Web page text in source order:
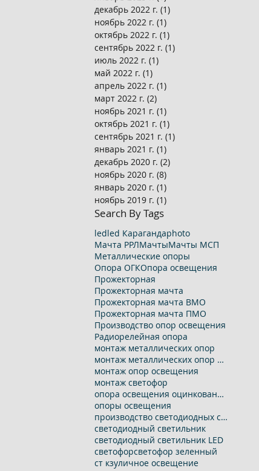
декабрь 2022 г. (1)
ноябрь 2022 г. (1)
октябрь 2022 г. (1)
сентябрь 2022 г. (1)
июль 2022 г. (1)
май 2022 г. (1)
апрель 2022 г. (1)
март 2022 г. (2)
ноябрь 2021 г. (1)
октябрь 2021 г. (1)
сентябрь 2021 г. (1)
январь 2021 г. (1)
декабрь 2020 г. (2)
ноябрь 2020 г. (8)
январь 2020 г. (1)
ноябрь 2019 г. (1)
Search By Tags
ledled Карагандаphoto
Мачта РРЛМачтыМачты МСП
Металлические опоры
Опора ОГКОпора освещения
Прожекторная
Прожекторная мачта
Прожекторная мачта ВМО
Прожекторная мачта ПМО
Производство опор освещения
Радиорелейная опора
монтаж металлических опор
монтаж металлических опор освещения
монтаж опор освещения
монтаж светофор
опора освещения оцинкованная
опоры освещения
производство светодиодных светильников
светодиодный светильник
светодиодный светильник LED
светофорсветофор зеленный
ст кзуличное освещение